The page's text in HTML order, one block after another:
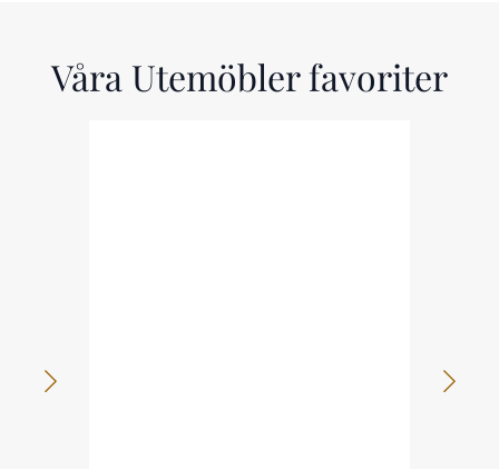
Våra Utemöbler favoriter